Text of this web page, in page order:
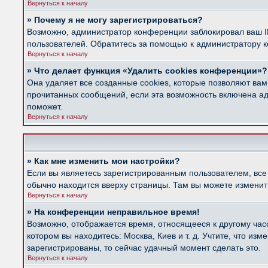
Вернуться к началу
» Почему я не могу зарегистрироваться?
Возможно, администратор конференции заблокировал ваш
пользователей. Обратитесь за помощью к администратору
Вернуться к началу
» Что делает функция «Удалить cookies конференции»?
Она удаляет все созданные cookies, которые позволяют
прочитанных сообщений, если эта возможность включена
поможет.
Вернуться к началу
» Как мне изменить мои настройки?
Если вы являетесь зарегистрированным пользователем,
обычно находится вверху страницы. Там вы можете
Вернуться к началу
» На конференции неправильное время!
Возможно, отображается время, относящееся к другому
котором вы находитесь: Москва, Киев и т. д. Учтите, что
зарегистрированы, то сейчас удачный момент сделать это.
Вернуться к началу